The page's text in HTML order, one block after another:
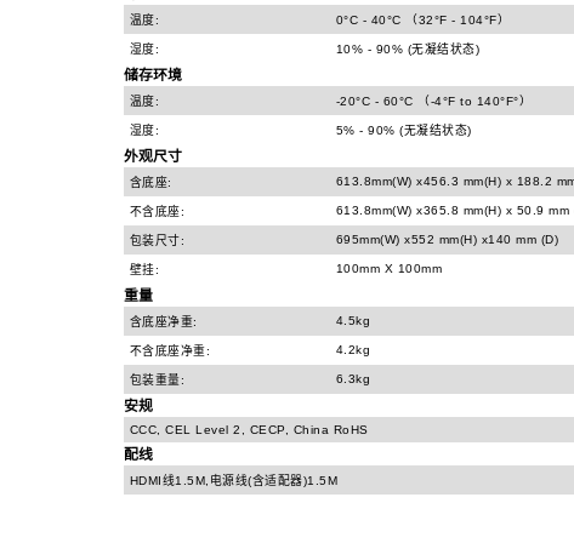
温度: 0°C - 40°C （32°F - 104°F）
湿度: 10% - 90% (无凝结状态)
储存环境
温度: -20°C - 60°C （-4°F to 140°F°）
湿度: 5% - 90% (无凝结状态)
外观尺寸
含底座: 613.8mm(W) x456.3 mm(H) x 188.2
不含底座: 613.8mm(W) x365.8 mm(H) x 50.9 mm
包装尺寸: 695mm(W) x552 mm(H) x140 mm (D)
壁挂: 100mm X 100mm
重量
含底座净重: 4.5kg
不含底座净重: 4.2kg
包装重量: 6.3kg
安规
CCC, CEL Level 2, CECP, China RoHS
配线
HDMI线1.5M,电源线(含适配器)1.5M